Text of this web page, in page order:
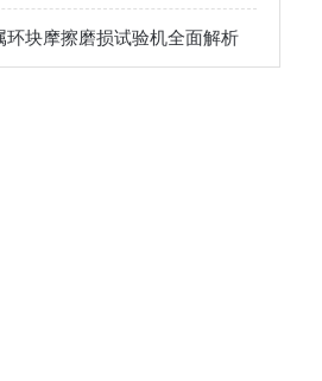
环块摩擦磨损试验机全面解析